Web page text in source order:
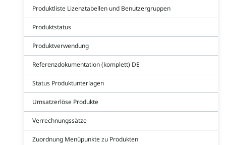
Produktliste Lizenztabellen und Benutzergruppen
Produktstatus
Produktverwendung
Referenzdokumentation (komplett) DE
Status Produktunterlagen
Umsatzerlöse Produkte
Verrechnungssätze
Zuordnung Menüpunkte zu Produkten